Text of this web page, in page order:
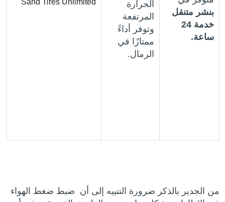
بنشر متنقل
خدمة 24
ساعة.
الحرارة
المرتفعة
وتوفر أداءً
ممتازًا في
الرمال.
Sand Tires Unlimited
من الجدير بالذكر ضرورة التنبيه إلى أن ضبط ضغط الهواء